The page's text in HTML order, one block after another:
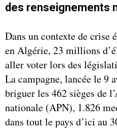
des renseignements
Dans un contexte de crise
en Algérie, 23 millions
aller voter lors des
La campagne, lancée le 9
briguer les 462 sièges de
nationale (APN), 1.826
dans tout le pays d’ici au